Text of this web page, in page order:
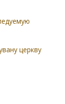
церкву